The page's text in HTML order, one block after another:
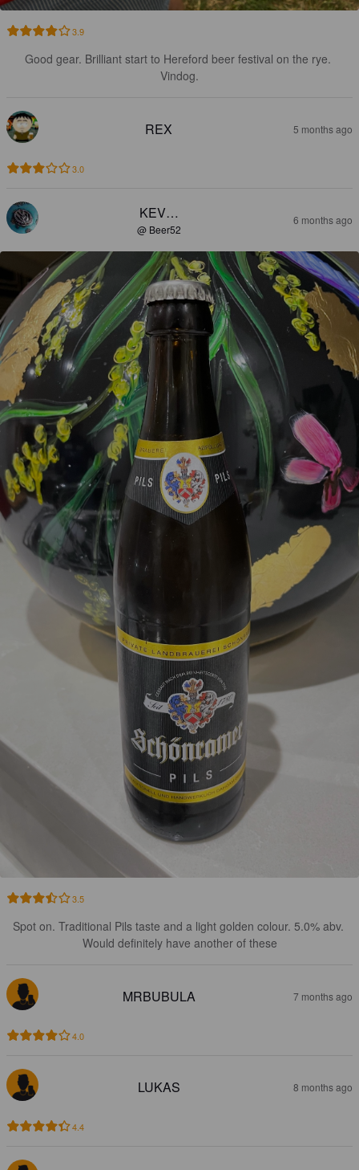
3.9
Good gear. Brilliant start to Hereford beer festival on the rye.
Vindog.
REX 5 months ago
3.0
KEV…
@ Beer52
6 months ago
3.5
Spot on. Traditional Pils taste and a light golden colour. 5.0% abv.
Would definitely have another of these
MRBUBULA 7 months ago
4.0
LUKAS 8 months ago
4.4